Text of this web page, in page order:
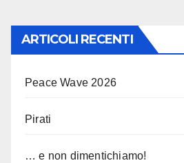
ARTICOLI RECENTI
Peace Wave 2026
Pirati
… e non dimentichiamo!